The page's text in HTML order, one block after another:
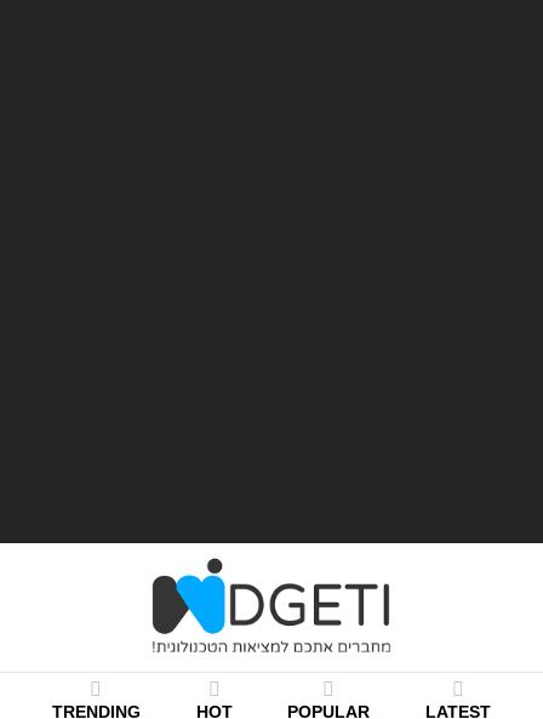
LATEST
POPULAR
HOT
TRENDING